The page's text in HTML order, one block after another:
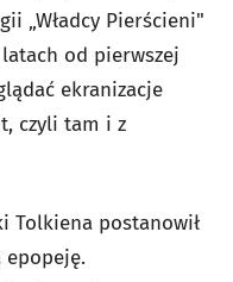
„Władcy Pierścieni"
od pierwszej
ekranizacje
czyli tam i z
Tolkiena postanowił
epopeję.